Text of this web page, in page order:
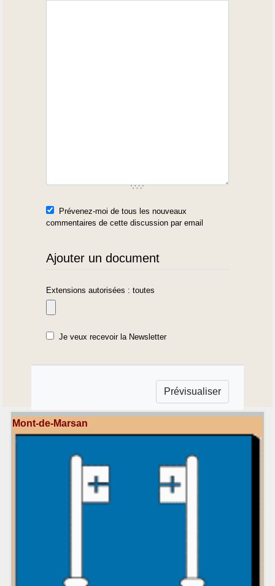
Prévenez-moi de tous les nouveaux
commentaires de cette discussion par email
Ajouter un document
Extensions autorisées : toutes
Je veux recevoir la Newsletter
Mont-de-Marsan